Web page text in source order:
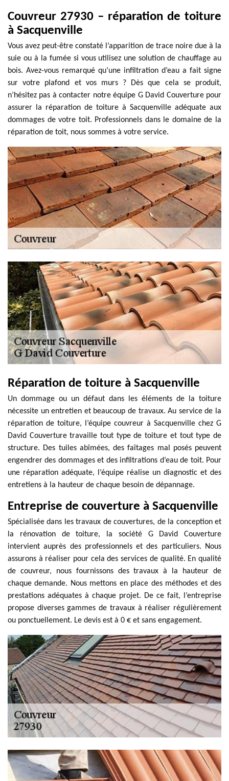
Couvreur 27930 – réparation de toiture
à Sacquenville
Vous avez peut-être constaté l’apparition de trace noire due à la
suie ou à la fumée si vous utilisez une solution de chauffage au
bois. Avez-vous remarqué qu’une infiltration d’eau a fait signe
sur votre plafond et vos murs ? Dès que cela se produit,
n’hésitez pas à contacter notre équipe G David Couverture pour
assurer la réparation de toiture à Sacquenville adéquate aux
dommages de votre toit. Professionnels dans le domaine de la
réparation de toit, nous sommes à votre service.
Réparation de toiture à Sacquenville
Un dommage ou un défaut dans les éléments de la toiture
nécessite un entretien et beaucoup de travaux. Au service de la
réparation de toiture, l’équipe couvreur à Sacquenville chez G
David Couverture travaille tout type de toiture et tout type de
structure. Des tuiles abîmées, des faîtages mal posés peuvent
engendrer des dommages et des infiltrations d’eau de toit. Pour
une réparation adéquate, l’équipe réalise un diagnostic et des
entretiens à la hauteur de chaque besoin de dépannage.
Entreprise de couverture à Sacquenville
Spécialisée dans les travaux de couvertures, de la conception et
la rénovation de toiture, la société G David Couverture
intervient auprès des professionnels et des particuliers. Nous
assurons à réaliser pour cela des services de qualité. En qualité
de couvreur, nous fournissons des travaux à la hauteur de
chaque demande. Nous mettons en place des méthodes et des
prestations adéquates à chaque projet. De ce fait, l’entreprise
propose diverses gammes de travaux à réaliser régulièrement
ou ponctuellement. Le devis est à 0 € et sans engagement.